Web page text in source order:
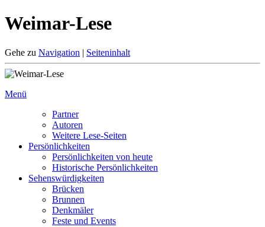
Weimar-Lese
Gehe zu Navigation | Seiteninhalt
Menü
Partner
Autoren
Weitere Lese-Seiten
Persönlichkeiten
Persönlichkeiten von heute
Historische Persönlichkeiten
Sehenswürdigkeiten
Brücken
Brunnen
Denkmäler
Feste und Events